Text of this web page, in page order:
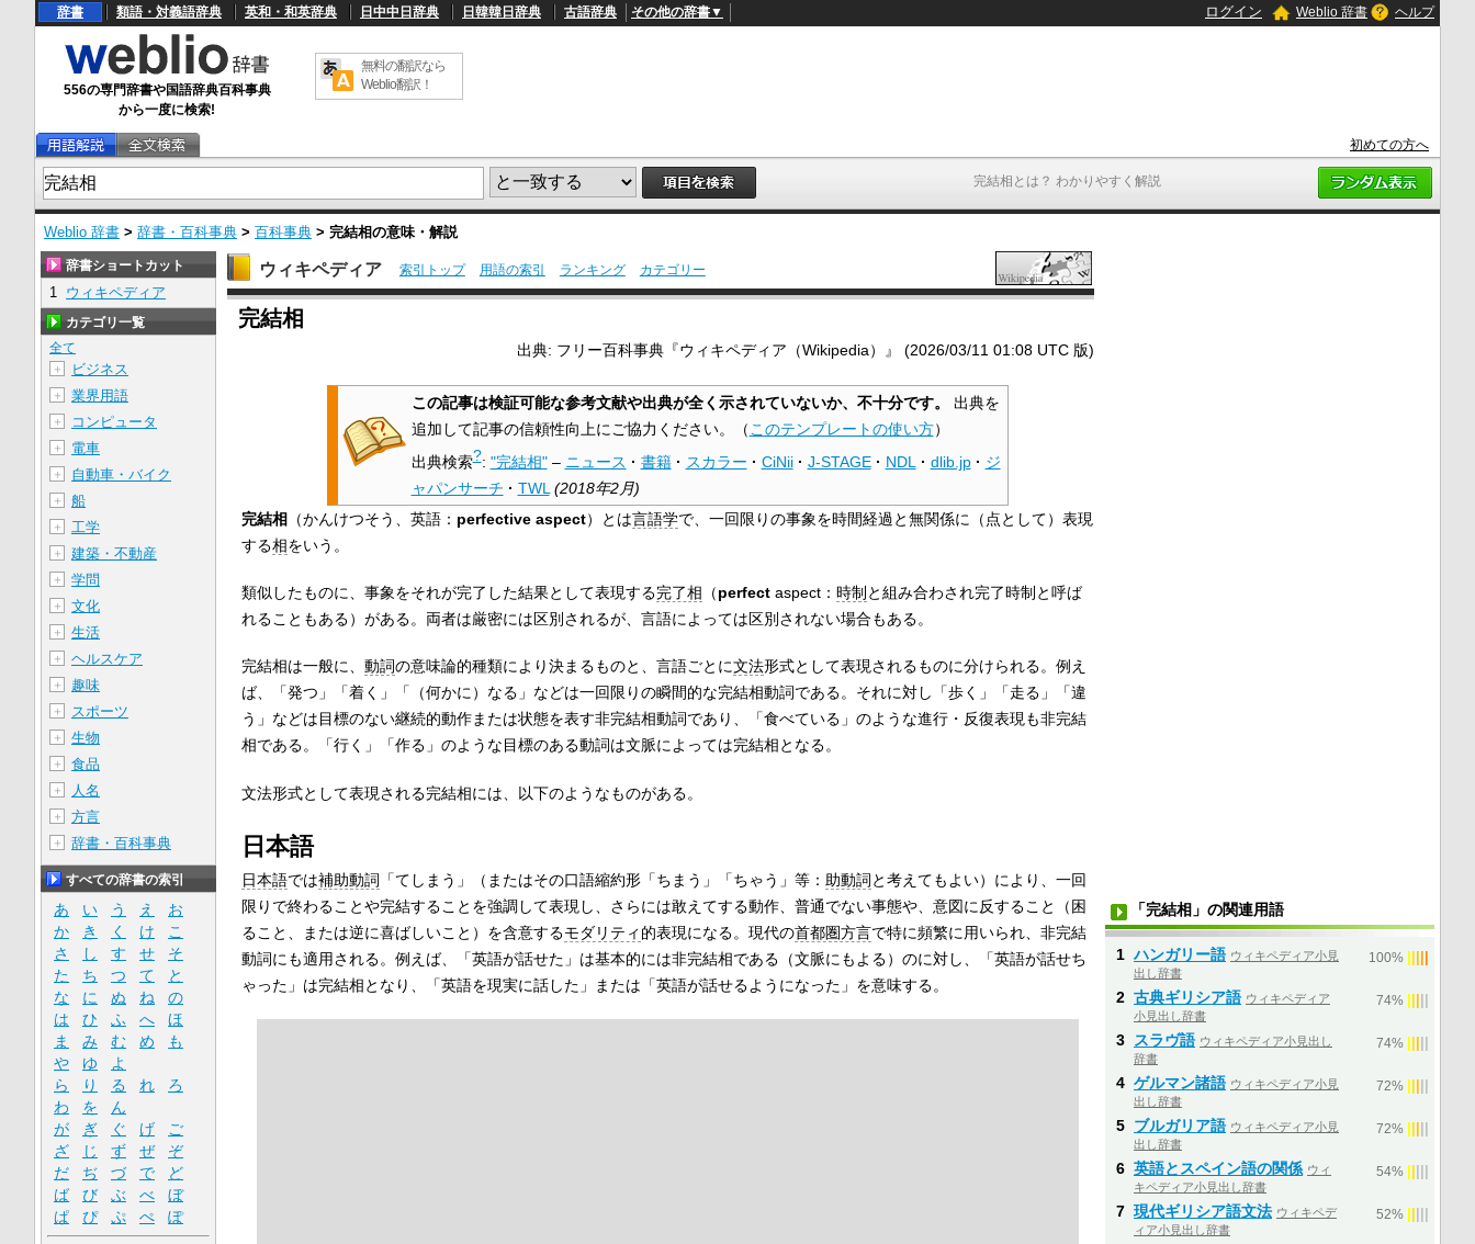
完結相とは？ わかりやすく解説
辞書 類語・対義語辞典 英和・和英辞典 日中中日辞典 日韓韓日辞典 古語辞典 その他の辞書▼ ログイン Weblio 辞書 ヘルプ
556の専門辞書や国語辞典百科事典
から一度に検索!
無料の翻訳なら
Weblio翻訳！
初めての方へ
Weblio 辞書 > 辞書・百科事典 > 百科事典 > 完結相の意味・解説
U
/
L
d
e
:
4
1
.
1
%
ウィキペディア 索引トップ 用語の索引 ランキング カテゴリー
完結相
出典: フリー百科事典『ウィキペディア（Wikipedia）』 (2026/03/11 01:08 UTC 版)
この記事は検証可能な参考文献や出典が全く示されていないか、不十分です。
出典を
追加して記事の信頼性向上にご協力ください。
（ このテンプレートの使い方）
出典検索?: "完結相"– ニュース · 書籍 · スカラー · CiNii · J-STAGE · NDL · dlib.jp · ジ
ャパンサーチ · TWL (2018年2月)
完結相 （かんけつそう、英語： perfective aspect）とは言語学で、一回限りの事象を時間経過と無関係に（点として）表現
する相をいう。
類似したものに、事象をそれが完了した結果として表現する完了相 （perfectaspect： 時制 と組み合わされ完了時制と呼ば
れることもある）がある。両者は厳密には区別されるが、言語によっては区別されない場合もある。
完結相は一般に、 動詞の意味論的種類により決まるものと、言語ごとに文法形式として表現されるものに分けられる。例え
ば、「発つ」「着く」「（何かに）なる」などは一回限りの瞬間的な完結相動詞である。それに対し「歩く」「走る」「違
う」などは目標のない継続的動作または状態を表す非完結相動詞であり、「食べている」のような進行・反復表現も非完結
相である。「行く」「作る」のような目標のある動詞は文脈によっては完結相となる。
文法形式として表現される完結相には、以下のようなものがある。
日本語
日本語では補助動詞 「てしまう」（またはその口語縮約形「ちまう」「ちゃう」等： 助動詞と考えてもよい）により、一回
限りで終わることや完結することを強調して表現し、さらには敢えてする動作、普通でない事態や、意図に反すること（困
ること、または逆に喜ばしいこと）を含意するモダリティ 的表現になる。現代の首都圏方言で特に頻繁に用いられ、非完結
動詞にも適用される。例えば、「英語が話せた」は基本的には非完結相である（文脈にもよる）のに対し、「英語が話せち
ゃった」は完結相となり、「英語を現実に話した」または「英語が話せるようになった」を意味する。
辞書ショートカット
1 ウィキペディア
カテゴリ一覧
全て
＋
ビジネス
＋ 業界用語
＋ コンピュータ
＋ 電車
＋ 自動車・バイク
＋ 船
＋ 工学
＋ 建築・不動産
＋ 学問
＋ 文化
＋ 生活
＋ ヘルスケア
＋ 趣味
＋ スポーツ
＋ 生物
＋ 食品
＋ 人名
＋ 方言
＋ 辞書・百科事典
すべての辞書の索引
あ い う え
お
か
き く け
こ
さ
し す せ
そ
た
ち つ て
と
な
に ぬ ね
の
は
ひ ふ へ
ほ
ま
み む め
も
や
ゆ
よ
ら
り る れ
ろ
わ
を
ん
が
ぎ ぐ げ
ご
ざ
じ ず ぜ
ぞ
だ
ぢ づ で
ど
ば
び ぶ べ
ぼ
ぱ
ぴ ぷ ぺ ぽ
「完結相」の関連用語
1 ハンガリー語 ウィキペディア小見
出し辞書
100%
2 古典ギリシア語 ウィキペディア
小見出し辞書
74%
3 スラヴ語 ウィキペディア小見出し
辞書
74%
4 ゲルマン諸語 ウィキペディア小見
出し辞書
72%
5 ブルガリア語 ウィキペディア小見
出し辞書
72%
6 英語とスペイン語の関係 ウィ
キペディア小見出し辞書
54%
7 現代ギリシア語文法 ウィキペデ
ィア小見出し辞書
52%